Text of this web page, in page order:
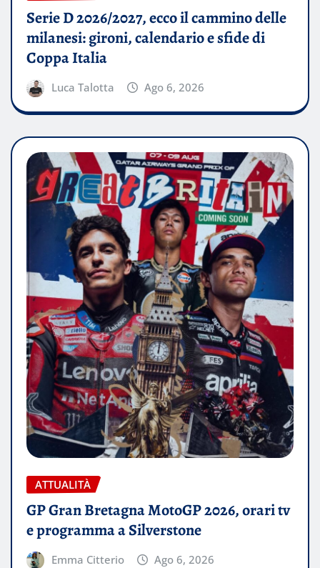
Serie D 2026/2027, ecco il cammino delle
milanesi: gironi, calendario e sfide di
Coppa Italia
Luca Talotta Ago 6, 2026
ATTUALITÀ
GP Gran Bretagna MotoGP 2026, orari tv
e programma a Silverstone
Emma Citterio Ago 6, 2026